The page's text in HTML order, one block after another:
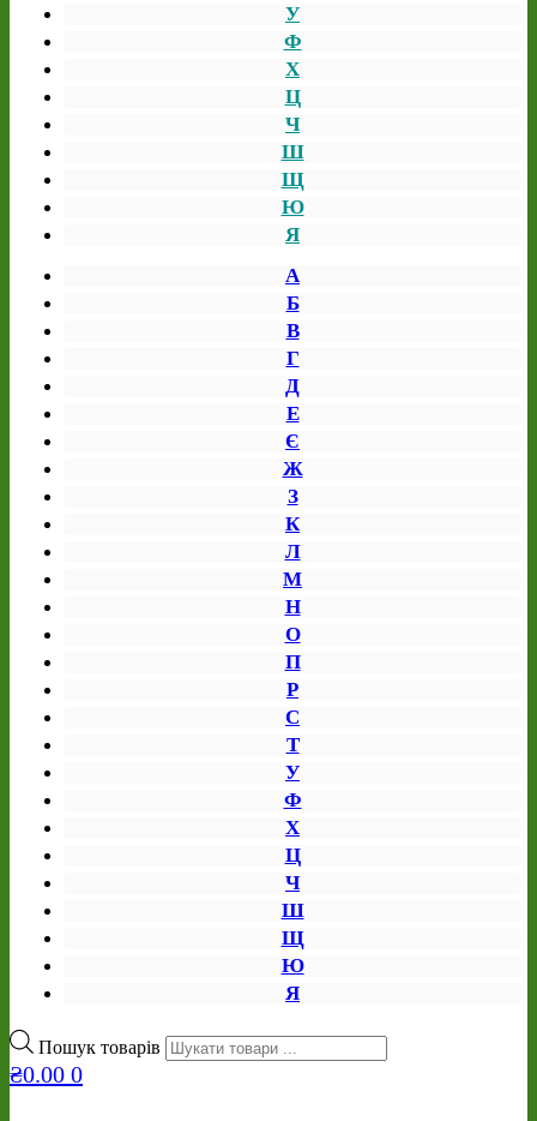
У
Ф
Х
Ц
Ч
Ш
Щ
Ю
Я
А
Б
В
Г
Д
Е
Є
Ж
З
К
Л
М
Н
О
П
Р
С
Т
У
Ф
Х
Ц
Ч
Ш
Щ
Ю
Я
Пошук товарів
₴0.00 0